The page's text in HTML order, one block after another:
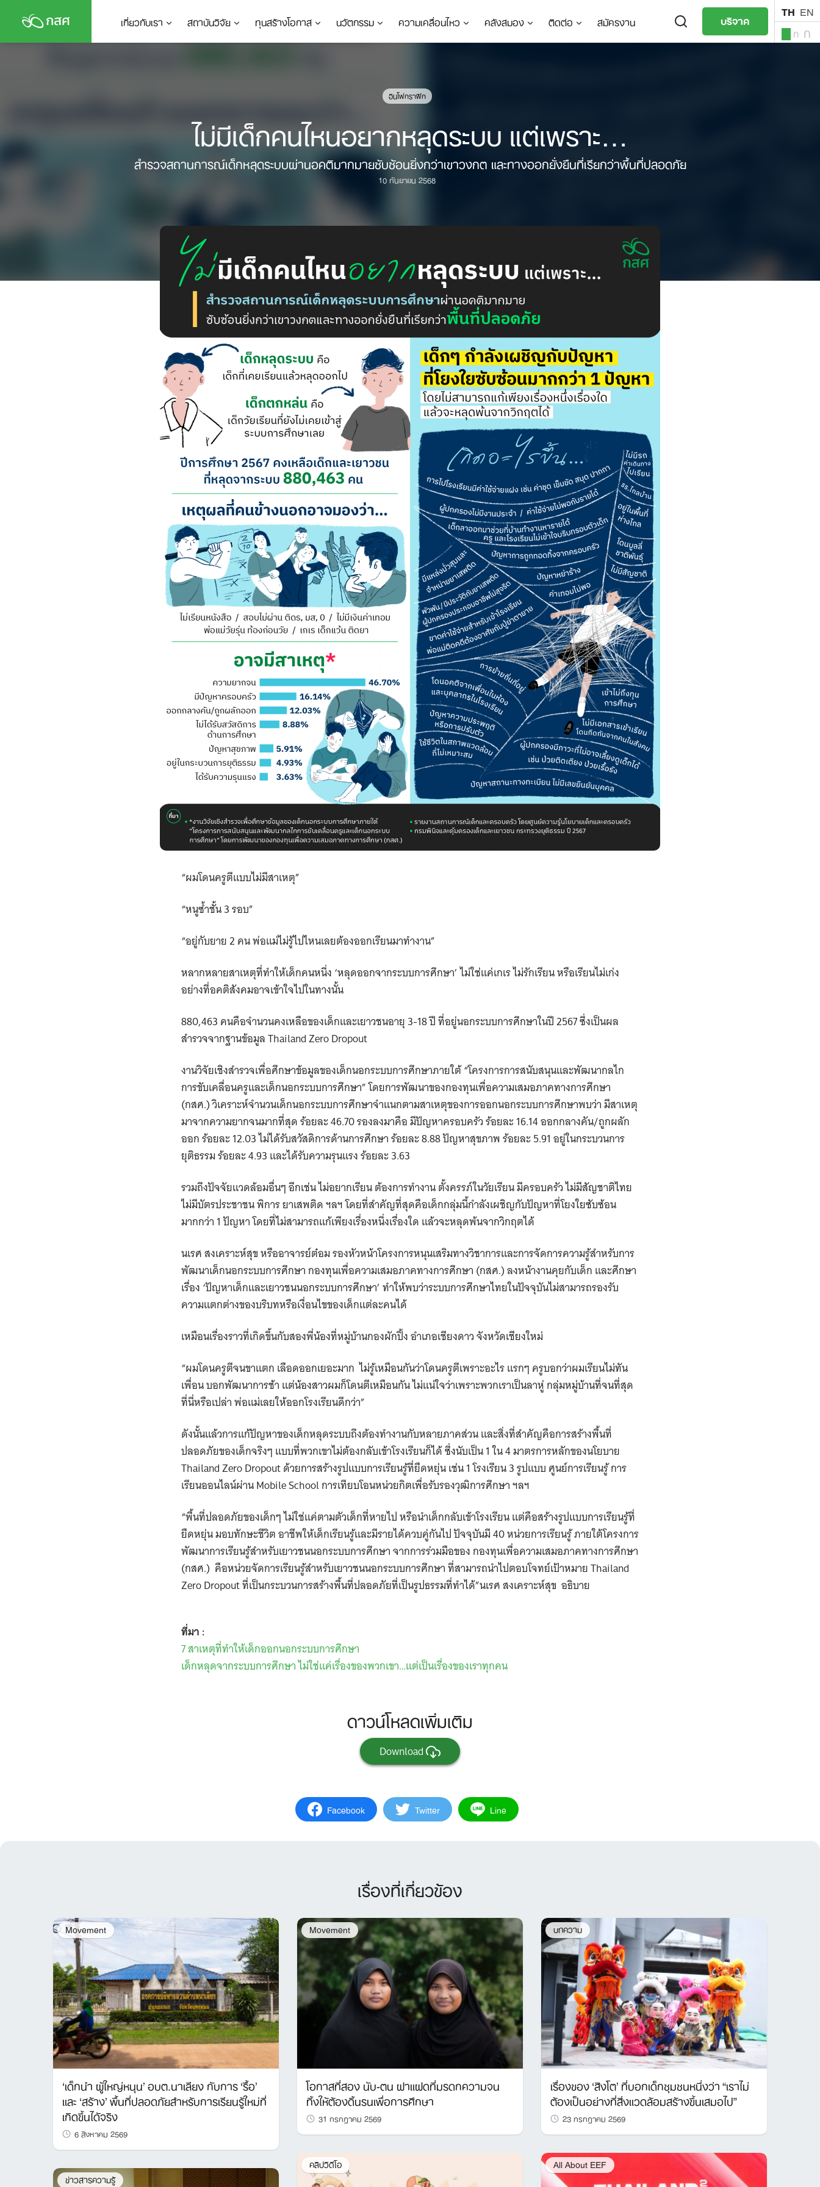
content
เกี่ยวกับเรา สถาบันวิจัย ทุนสร้างโอกาส นวัตกรรม ความเคลื่อนไหว คลังสมอง ติดต่อ สมัครงาน บริจาค TH EN
ก ก
Search
for:
อินโฟกราฟิก
ไม่มีเด็กคนไหนอยากหลุดระบบ แต่เพราะ…
สำรวจสถานการณ์เด็กหลุดระบบผ่านอคติมากมายซับซ้อนยิ่งกว่าเขาวงกต และทางออกยั่งยืนที่เรียกว่าพื้นที่ปลอดภัย
10 กันยายน 2568
“ผมโดนครูตีแบบไม่มีสาเหตุ”
“หนูซ้ำชั้น 3 รอบ”
“อยู่กับยาย 2 คน พ่อแม่ไม่รู้ไปไหนเลยต้องออกเรียนมาทำงาน”
หลากหลายสาเหตุที่ทำให้เด็กคนหนึ่ง ‘หลุดออกจากระบบการศึกษา’ ไม่ใช่แค่เกเร ไม่รักเรียน หรือเรียนไม่เก่ง
อย่างที่อคติสังคมอาจเข้าใจไปในทางนั้น
880,463 คนคือจำนวนคงเหลือของเด็กและเยาวชนอายุ 3-18 ปี ที่อยู่นอกระบบการศึกษาในปี 2567 ซึ่งเป็นผล
สำรวจจากฐานข้อมูล Thailand Zero Dropout
งานวิจัยเชิงสํารวจเพื่อศึกษาข้อมูลของเด็กนอกระบบการศึกษาภายใต้ “โครงการการสนับสนุนและพัฒนากลไก
การขับเคลื่อนครูและเด็กนอกระบบการศึกษา” โดยการพัฒนาของกองทุนเพื่อความเสมอภาคทางการศึกษา
(กสศ.) วิเคราะห์จำนวนเด็กนอกระบบการศึกษาจำแนกตามสาเหตุของการออกนอกระบบการศึกษาพบว่า มีสาเหตุ
มาจากความยากจนมากที่สุด ร้อยละ 46.70 รองลงมาคือ มีปัญหาครอบครัว ร้อยละ 16.14 ออกกลางคัน/ถูกผลัก
ออก ร้อยละ 12.03 ไม่ได้รับสวัสดิการด้านการศึกษา ร้อยละ 8.88 ปัญหาสุขภาพ ร้อยละ 5.91 อยู่ในกระบวนการ
ยุติธรรม ร้อยละ 4.93 และได้รับความรุนแรง ร้อยละ 3.63
รวมถึงปัจจัยแวดล้อมอื่นๆ อีกเช่น ไม่อยากเรียน ต้องการทำงาน ตั้งครรภ์ในวัยเรียน มีครอบครัว ไม่มีสัญชาติไทย
ไม่มีบัตรประชาชน พิการ ยาเสพติด ฯลฯ โดยที่สำคัญที่สุดคือเด็กกลุ่มนี้กำลังเผชิญกับปัญหาที่โยงใยซับซ้อน
มากกว่า 1 ปัญหา โดยที่ไม่สามารถแก้เพียงเรื่องหนึ่งเรื่องใด แล้วจะหลุดพ้นจากวิกฤตได้
นเรศ สงเคราะห์สุข หรืออาจารย์ต๋อม รองหัวหน้าโครงการหนุนเสริมทางวิชาการและการจัดการความรู้สำหรับการ
พัฒนาเด็กนอกระบบการศึกษา กองทุนเพื่อความเสมอภาคทางการศึกษา (กสศ.) ลงหน้างานคุยกับเด็ก และศึกษา
เรื่อง ‘ปัญหาเด็กและเยาวชนนอกระบบการศึกษา’ ทำให้พบว่าระบบการศึกษาไทยในปัจจุบันไม่สามารถรองรับ
ความแตกต่างของบริบทหรือเงื่อนไขของเด็กแต่ละคนได้
เหมือนเรื่องราวที่เกิดขึ้นกับสองพี่น้องที่หมู่บ้านกองผักปิ้ง อำเภอเชียงดาว จังหวัดเชียงใหม่
“ผมโดนครูตีจนขาแตก เลือดออกเยอะมาก ไม่รู้เหมือนกันว่าโดนครูตีเพราะอะไร แรกๆ ครูบอกว่าผมเรียนไม่ทัน
เพื่อน บอกพัฒนาการช้า แต่น้องสาวผมก็โดนตีเหมือนกัน ไม่แน่ใจว่าเพราะพวกเราเป็นลาหู่ กลุ่มหมู่บ้านที่จนที่สุด
ที่นี่หรือเปล่า พ่อแม่เลยให้ออกโรงเรียนดีกว่า”
ดังนั้นแล้วการแก้ปัญหาของเด็กหลุดระบบถึงต้องทำงานกับหลายภาคส่วน และสิ่งที่สำคัญคือการสร้างพื้นที่
ปลอดภัยของเด็กจริงๆ แบบที่พวกเขาไม่ต้องกลับเข้าโรงเรียนก็ได้ ซึ่งนับเป็น 1 ใน 4 มาตรการหลักของนโยบาย
Thailand Zero Dropout ด้วยการสร้างรูปแบบการเรียนรู้ที่ยืดหยุ่น เช่น 1 โรงเรียน 3 รูปแบบ ศูนย์การเรียนรู้ การ
เรียนออนไลน์ผ่าน Mobile School การเทียบโอนหน่วยกิตเพื่อรับรองวุฒิการศึกษา ฯลฯ
“พื้นที่ปลอดภัยของเด็กๆ ไม่ใช่แค่ตามตัวเด็กที่หายไป หรือนำเด็กกลับเข้าโรงเรียน แต่คือสร้างรูปแบบการเรียนรู้ที่
ยืดหยุ่น มอบทักษะชีวิต อาชีพให้เด็กเรียนรู้และมีรายได้ควบคู่กันไป ปัจจุบันมี 40 หน่วยการเรียนรู้ ภายใต้โครงการ
พัฒนาการเรียนรู้สำหรับเยาวชนนอกระบบการศึกษา จากการร่วมมือของ กองทุนเพื่อความเสมอภาคทางการศึกษา
(กสศ.) คือหน่วยจัดการเรียนรู้สำหรับเยาวชนนอกระบบการศึกษา ที่สามารถนำไปตอบโจทย์เป้าหมาย Thailand
Zero Dropout ที่เป็นกระบวนการสร้างพื้นที่ปลอดภัยที่เป็นรูปธรรมที่ทำได้”นเรศ สงเคราะห์สุข อธิบาย
ที่มา :
7 สาเหตุที่ทำให้เด็กออกนอกระบบการศึกษา
เด็กหลุดจากระบบการศึกษา ไม่ใช่แค่เรื่องของพวกเขา…แต่เป็นเรื่องของเราทุกคน
ดาวน์โหลดเพิ่มเติม
Download
Facebook Twitter Line
เรื่องที่เกี่ยวข้อง
Movement
‘เด็กนำ ผู้ใหญ่หนุน’ อบต.นาเลียง กับการ ‘รื้อ’
และ ‘สร้าง’ พื้นที่ปลอดภัยสำหรับการเรียนรู้ใหม่ที่
เกิดขึ้นได้จริง
6 สิงหาคม 2569
ข่าวสารความรู้
Movement
โอกาสที่สอง นับ-ตน ฝาแฝดที่มรดกความจน
ทิ้งให้ต้องดิ้นรนเพื่อการศึกษา
31 กรกฎาคม 2569
คลิปวิดีโอ
บทความ
เรื่องของ ‘สิงโต’ ที่บอกเด็กชุมชนหนึ่งว่า “เราไม่
ต้องเป็นอย่างที่สิ่งแวดล้อมสร้างขึ้นเสมอไป”
23 กรกฎาคม 2569
All About EEF